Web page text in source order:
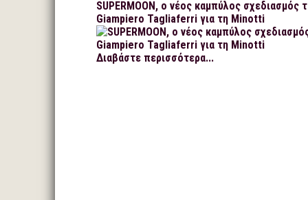
SUPERMOON, ο νέος καμπύλος σχεδιασμός
Giampiero Tagliaferri για τη Minotti
Διαβάστε περισσότερα...